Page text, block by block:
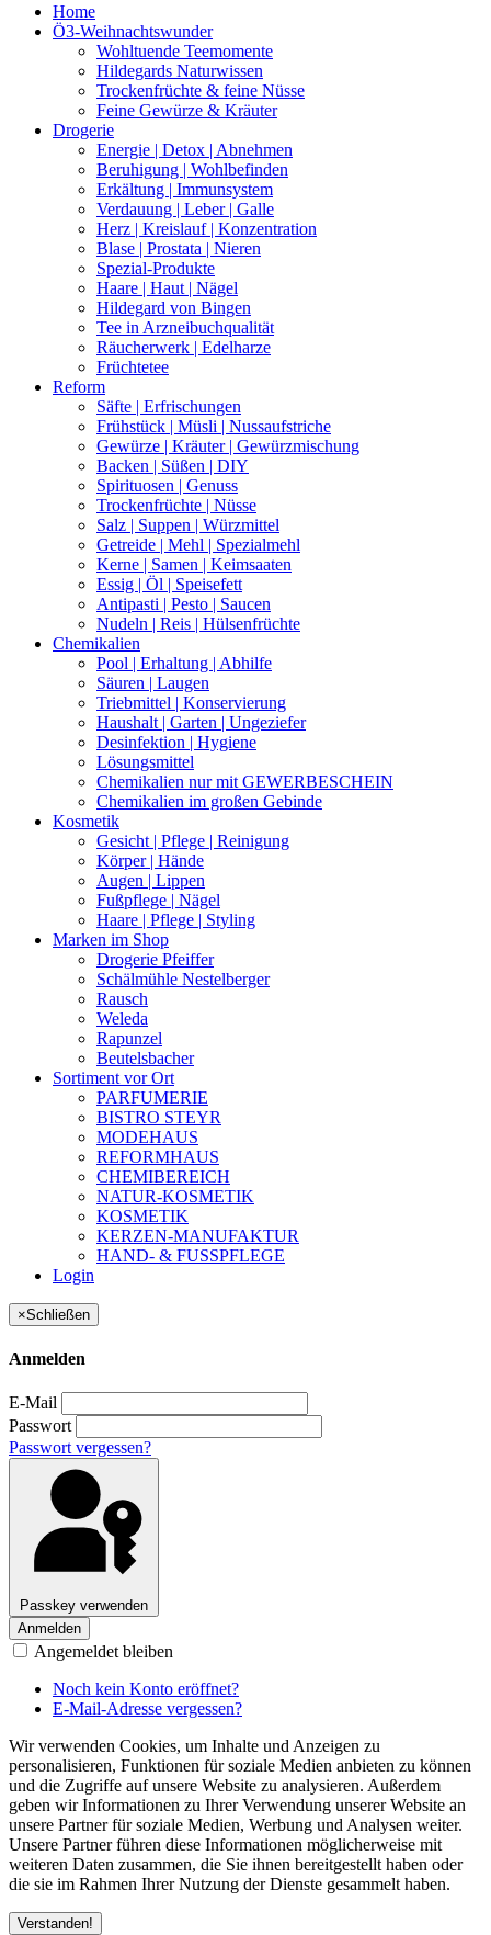
Home
Ö3-Weihnachtswunder
Wohltuende Teemomente
Hildegards Naturwissen
Trockenfrüchte & feine Nüsse
Feine Gewürze & Kräuter
Drogerie
Energie | Detox | Abnehmen
Beruhigung | Wohlbefinden
Erkältung | Immunsystem
Verdauung | Leber | Galle
Herz | Kreislauf | Konzentration
Blase | Prostata | Nieren
Spezial-Produkte
Haare | Haut | Nägel
Hildegard von Bingen
Tee in Arzneibuchqualität
Räucherwerk | Edelharze
Früchtetee
Reform
Säfte | Erfrischungen
Frühstück | Müsli | Nussaufstriche
Gewürze | Kräuter | Gewürzmischung
Backen | Süßen | DIY
Spirituosen | Genuss
Trockenfrüchte | Nüsse
Salz | Suppen | Würzmittel
Getreide | Mehl | Spezialmehl
Kerne | Samen | Keimsaaten
Essig | Öl | Speisefett
Antipasti | Pesto | Saucen
Nudeln | Reis | Hülsenfrüchte
Chemikalien
Pool | Erhaltung | Abhilfe
Säuren | Laugen
Triebmittel | Konservierung
Haushalt | Garten | Ungeziefer
Desinfektion | Hygiene
Lösungsmittel
Chemikalien nur mit GEWERBESCHEIN
Chemikalien im großen Gebinde
Kosmetik
Gesicht | Pflege | Reinigung
Körper | Hände
Augen | Lippen
Fußpflege | Nägel
Haare | Pflege | Styling
Marken im Shop
Drogerie Pfeiffer
Schälmühle Nestelberger
Rausch
Weleda
Rapunzel
Beutelsbacher
Sortiment vor Ort
PARFUMERIE
BISTRO STEYR
MODEHAUS
REFORMHAUS
CHEMIBEREICH
NATUR-KOSMETIK
KOSMETIK
KERZEN-MANUFAKTUR
HAND- & FUSSPFLEGE
Login
×Schließen
Anmelden
E-Mail
Passwort
Passwort vergessen?
Passkey verwenden
Anmelden
Angemeldet bleiben
Noch kein Konto eröffnet?
E-Mail-Adresse vergessen?
Wir verwenden Cookies, um Inhalte und Anzeigen zu
personalisieren, Funktionen für soziale Medien anbieten zu können
und die Zugriffe auf unsere Website zu analysieren. Außerdem
geben wir Informationen zu Ihrer Verwendung unserer Website an
unsere Partner für soziale Medien, Werbung und Analysen weiter.
Unsere Partner führen diese Informationen möglicherweise mit
weiteren Daten zusammen, die Sie ihnen bereitgestellt haben oder
die sie im Rahmen Ihrer Nutzung der Dienste gesammelt haben.
Verstanden!